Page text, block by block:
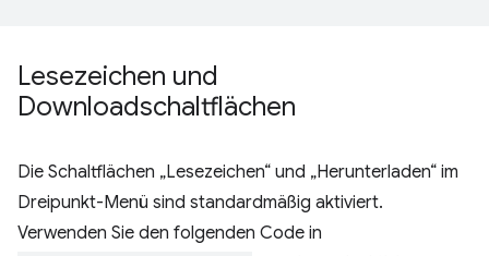
Lesezeichen und
Downloadschaltflächen
Die Schaltflächen „Lesezeichen“ und „Herunterladen“ im
Dreipunkt-Menü sind standardmäßig aktiviert.
Verwenden Sie den folgenden Code in